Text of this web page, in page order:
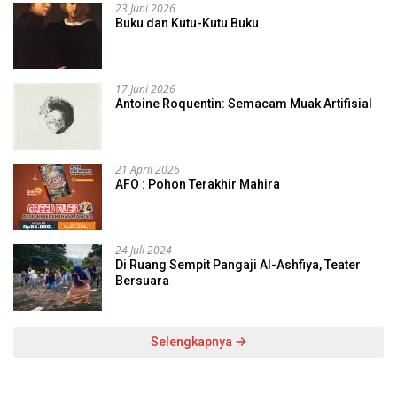
23 Juni 2026
Buku dan Kutu-Kutu Buku
17 Juni 2026
Antoine Roquentin: Semacam Muak Artifisial
21 April 2026
AFO : Pohon Terakhir Mahira
24 Juli 2024
Di Ruang Sempit Pangaji Al-Ashfiya, Teater
Bersuara
Selengkapnya